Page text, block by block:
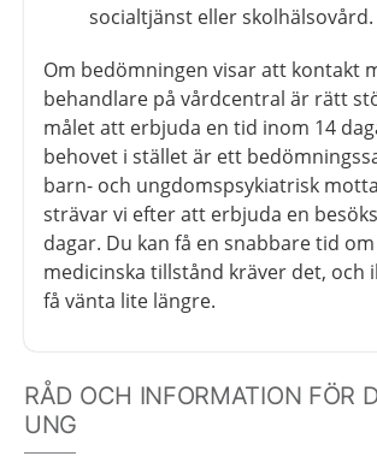
socialtjänst eller skolhälsovård.
Om bedömningen visar att kontakt
behandlare på vårdcentral är rätt
målet att erbjuda en tid inom 14
behovet i stället är ett
barn- och ungdomspsykiatrisk
strävar vi efter att erbjuda en
dagar. Du kan få en snabbare tid
medicinska tillstånd kräver det, och
få vänta lite längre.
RÅD OCH INFORMATION FÖR
UNG